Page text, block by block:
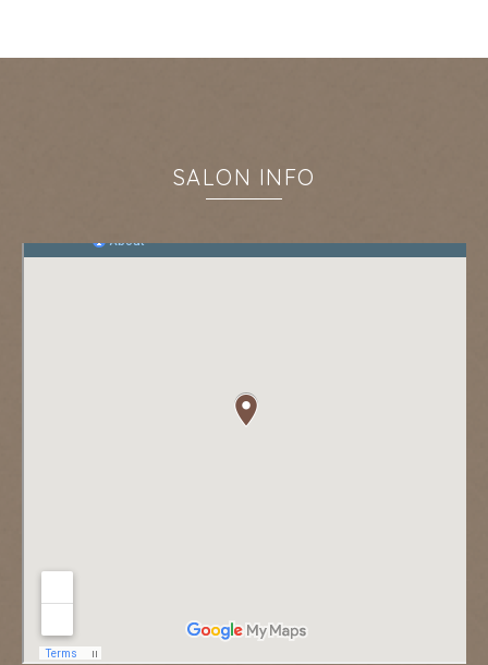
SALON INFO